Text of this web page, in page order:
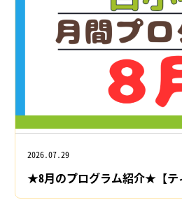
2026.07.29
★8月のプログラム紹介★【テ